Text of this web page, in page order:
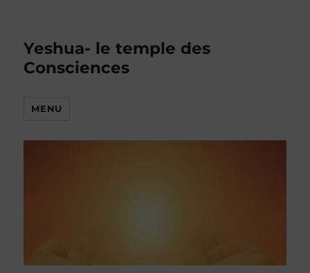
Yeshua- le temple des
Consciences
MENU